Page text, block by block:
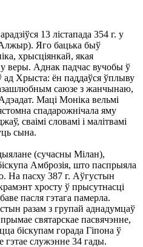
13 лістапада 354 г. у
Яго бацька быў
хрысціянкай, якая
у веры. Аднак падчас вучобы ў
Хрыста: ён паддаўся ўплыву
саюзе з жанчынаю,
Маці Моніка вельмі
спадарожнічала яму
сваімі словамі і малітвамі
сына.
(сучасны Мілан),
Амброзія, што паспрыяла
На пасху 387 г. Аўгустын
хросту ў прысутнасці
пасля гэтага памерла.
разам з групай аднадумцаў
святарскае пасвячэнне,
біскупам горада Гіпона ў
служэнне 34 гады.